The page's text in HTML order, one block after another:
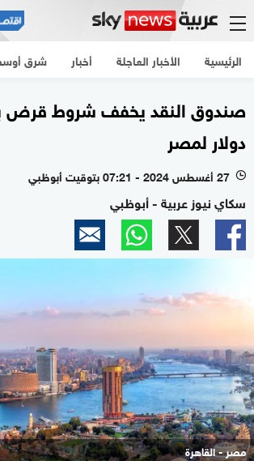
الرئيسية الأخبار العاجلة أخبار شرق
دولار لمصر
l 27 أغسطس 2024 - 07:21 بتوقيت أبوظبي
سكاي نيوز عربية - أبوظبي
مصر - القاهرة